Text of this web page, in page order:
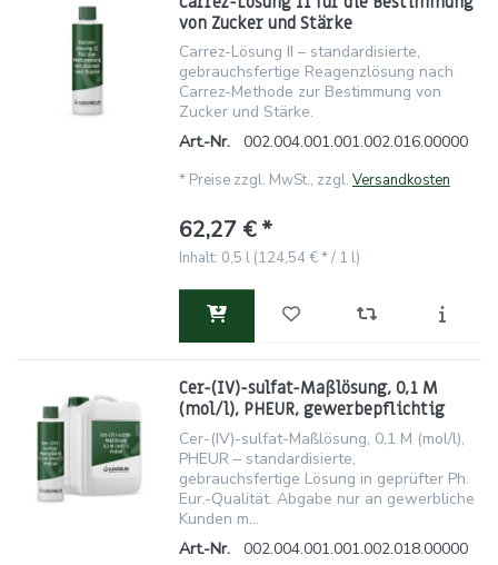
von Zucker und Stärke
Carrez-Lösung II – standardisierte,
gebrauchsfertige Reagenzlösung nach
Carrez-Methode zur Bestimmung von
Zucker und Stärke.
Art.-Nr.
002.004.001.001.002.016.00000
* Preise zzgl. MwSt., zzgl. Versandkosten
62,27 € *
Inhalt: 0,5 l (124,54 € * / 1 l)
Cer-(IV)-sulfat-Maßlösung, 0,1 M
(mol/l), PHEUR, gewerbepflichtig
Cer-(IV)-sulfat-Maßlösung, 0,1 M (mol/l),
PHEUR – standardisierte,
gebrauchsfertige Lösung in geprüfter Ph.
Eur.-Qualität. Abgabe nur an gewerbliche
Kunden m...
Art.-Nr.
002.004.001.001.002.018.00000